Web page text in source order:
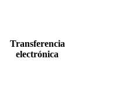
Transferencia
electrónica